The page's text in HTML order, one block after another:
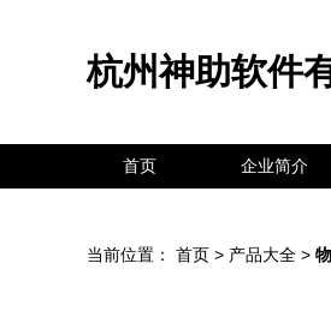
杭州神助软件
首页 企业简介
当前位置： 首页 > 产品大全 >